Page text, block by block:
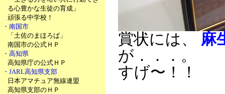
る心豊かな生徒の育成」
頑張る中学校！
・南国市
「土佐のまほろば」
南国市の公式ＨＰ
・高知県
高知県庁の公式ＨＰ
・JARL高知県支部
日本アマチュア無線連盟
高知県支部のＨＰ
賞状には、 麻
が．．．。
すげ〜！！